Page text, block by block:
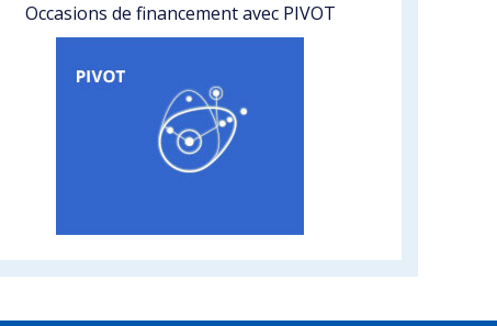
Occasions de financement avec PIVOT